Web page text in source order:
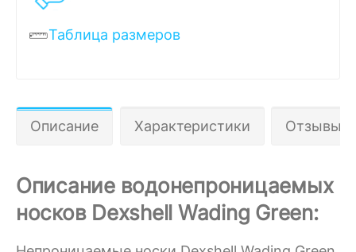
Таблица размеров
Описание Характеристики Отзывы 0
Описание водонепроницаемых
носков Dexshell Wading Green: